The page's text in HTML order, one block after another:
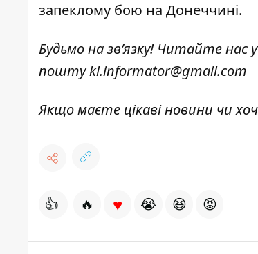
запеклому бою на Донеччині.
Будьмо на зв’язку! Читайте нас у
поштуkl.informator@gmail.com
Якщо маєте цікаві новини чи
👍 🔥 ♥ 😭 😆 😡